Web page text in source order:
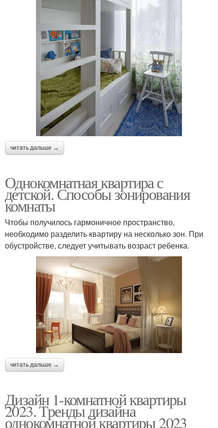
читать дальше →
Однокомнатная квартира с
детской. Способы зонирования
комнаты
Чтобы получилось гармоничное пространство,
необходимо разделить квартиру на несколько зон. При
обустройстве, следует учитывать возраст ребенка.
читать дальше →
Дизайн 1-комнатной квартиры
2023. Тренды дизайна
однокомнатной квартиры 2023